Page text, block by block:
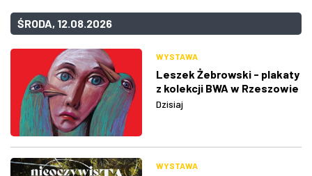
ŚRODA, 12.08.2026
WYSTAWA
Leszek Żebrowski - plakaty
z kolekcji BWA w Rzeszowie
Dzisiaj
WYSTAWA